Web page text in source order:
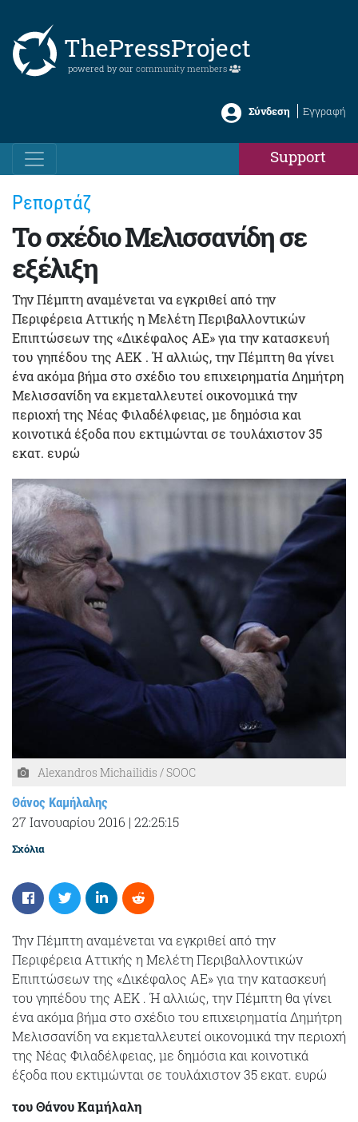
ThePressProject
powered by our community members
Σύνδεση Εγγραφή
Support
Ρεπορτάζ
Το σχέδιο Μελισσανίδη σε
εξέλιξη
Την Πέμπτη αναμένεται να εγκριθεί από την
Περιφέρεια Αττικής η Μελέτη Περιβαλλοντικών
Επιπτώσεων της «Δικέφαλος ΑΕ» για την κατασκευή
του γηπέδου της ΑΕΚ . Ή αλλιώς, την Πέμπτη θα γίνει
ένα ακόμα βήμα στο σχέδιο του επιχειρηματία Δημήτρη
Μελισσανίδη να εκμεταλλευτεί οικονομικά την
περιοχή της Νέας Φιλαδέλφειας, με δημόσια και
κοινοτικά έξοδα που εκτιμώνται σε τουλάχιστον 35
εκατ. ευρώ
Alexandros Michailidis / SOOC
Θάνος Καμήλαλης
27 Ιανουαρίου 2016 | 22:25:15
Σχόλια
Την Πέμπτη αναμένεται να εγκριθεί από την
Περιφέρεια Αττικής η Μελέτη Περιβαλλοντικών
Επιπτώσεων της «Δικέφαλος ΑΕ» για την κατασκευή
του γηπέδου της ΑΕΚ . Ή αλλιώς, την Πέμπτη θα γίνει
ένα ακόμα βήμα στο σχέδιο του επιχειρηματία Δημήτρη
Μελισσανίδη να εκμεταλλευτεί οικονομικά την περιοχή
της Νέας Φιλαδέλφειας, με δημόσια και κοινοτικά
έξοδα που εκτιμώνται σε τουλάχιστον 35 εκατ. ευρώ
του Θάνου Καμήλαλη